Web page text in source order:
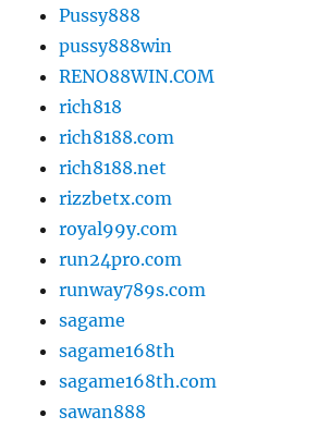
Pussy888
pussy888win
RENO88WIN.COM
rich818
rich8188.com
rich8188.net
rizzbetx.com
royal99y.com
run24pro.com
runway789s.com
sagame
sagame168th
sagame168th.com
sawan888